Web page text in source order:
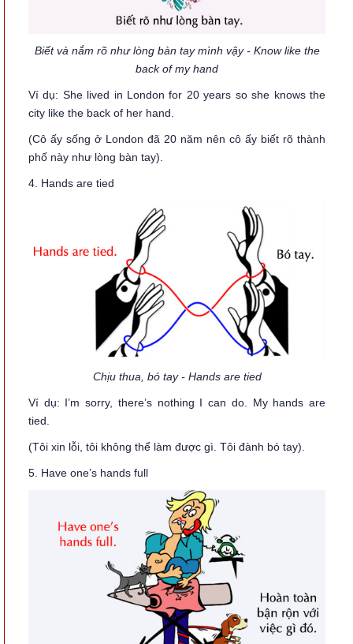
Biết và nắm rõ như lòng bàn tay mình vậy - Know like the
back of my hand
Ví dụ: She lived in London for 20 years so she knows the
city like the back of her hand.
(Cô ấy sống ở London đã 20 năm nên cô ấy biết rõ thành
phố này như lòng bàn tay).
4. Hands are tied
Chịu thua, bó tay - Hands are tied
Ví dụ: I’m sorry, there’s nothing I can do. My hands are
tied.
(Tôi xin lỗi, tôi không thể làm được gì. Tôi đành bó tay).
5. Have one’s hands full